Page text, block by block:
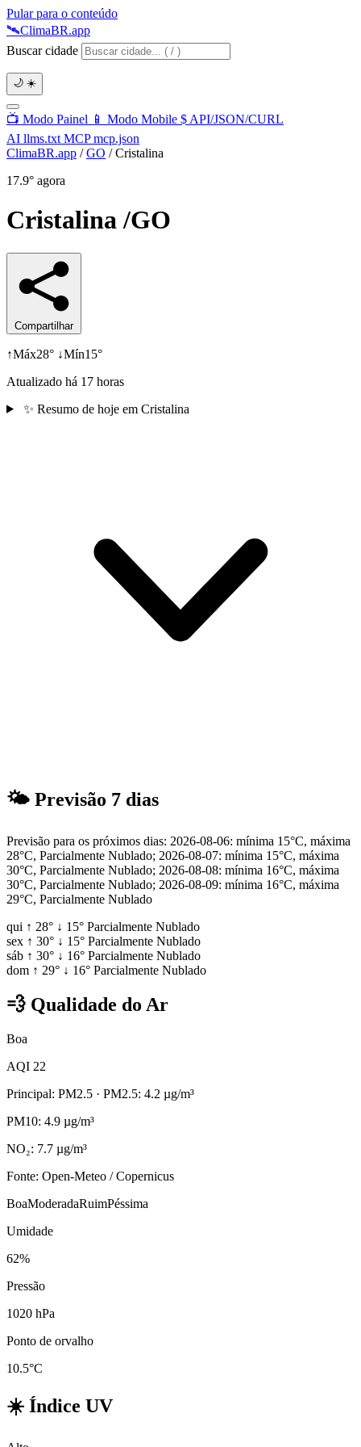
Pular para o conteúdo
🛰️ClimaBR.app
Buscar cidade
🌙 ☀️
📺 Modo Painel 📱 Modo Mobile $ API/JSON/CURL
AI llms.txt MCPmcp.json
ClimaBR.app / GO / Cristalina
17.9° agora
Cristalina/GO
Compartilhar
↑Máx28° ↓Mín15°
Atualizado há 17 horas
✨ Resumo de hoje em Cristalina
🌤 Previsão 7 dias
Previsão para os próximos dias: 2026-08-06: mínima 15°C, máxima
28°C, Parcialmente Nublado; 2026-08-07: mínima 15°C, máxima
30°C, Parcialmente Nublado; 2026-08-08: mínima 16°C, máxima
30°C, Parcialmente Nublado; 2026-08-09: mínima 16°C, máxima
29°C, Parcialmente Nublado
qui ↑ 28° ↓ 15° Parcialmente Nublado
sex ↑ 30° ↓ 15° Parcialmente Nublado
sáb ↑ 30° ↓ 16° Parcialmente Nublado
dom ↑ 29° ↓ 16° Parcialmente Nublado
💨 Qualidade do Ar
Boa
AQI 22
Principal: PM2.5 · PM2.5: 4.2 µg/m³
PM10: 4.9 µg/m³
NO₂: 7.7 µg/m³
Fonte: Open-Meteo / Copernicus
BoaModeradaRuimPéssima
Umidade
62%
Pressão
1020 hPa
Ponto de orvalho
10.5°C
☀️ Índice UV